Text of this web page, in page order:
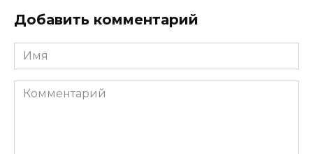
Добавить комментарий
Имя
*
Комментарий